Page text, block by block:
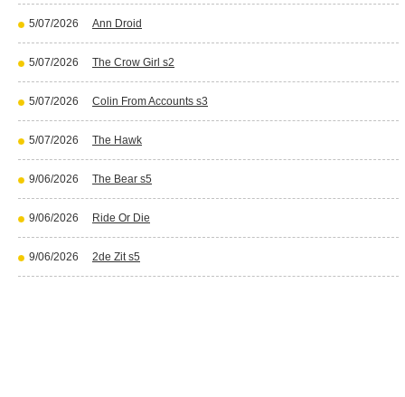
5/07/2026 Ann Droid
5/07/2026 The Crow Girl s2
5/07/2026 Colin From Accounts s3
5/07/2026 The Hawk
9/06/2026 The Bear s5
9/06/2026 Ride Or Die
9/06/2026 2de Zit s5